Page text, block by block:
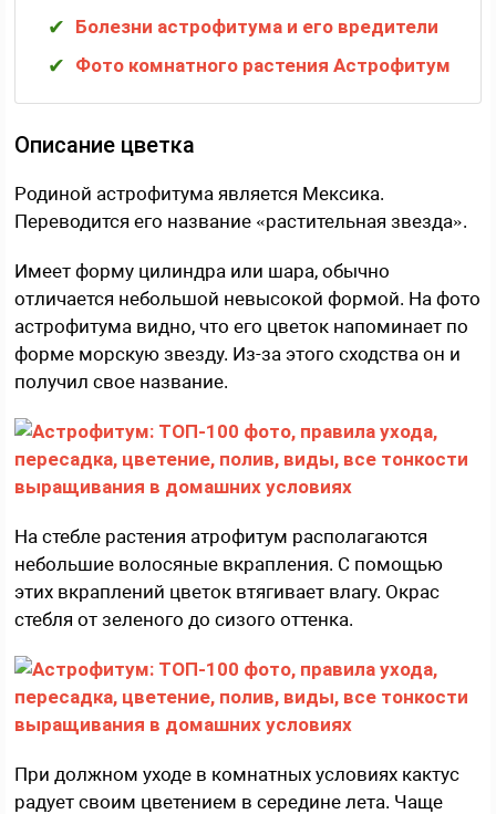
Болезни астрофитума и его вредители
Фото комнатного растения Астрофитум
Описание цветка
Родиной астрофитума является Мексика.
Переводится его название «растительная звезда».
Имеет форму цилиндра или шара, обычно
отличается небольшой невысокой формой. На фото
астрофитума видно, что его цветок напоминает по
форме морскую звезду. Из-за этого сходства он и
получил свое название.
На стебле растения атрофитум располагаются
небольшие волосяные вкрапления. С помощью
этих вкраплений цветок втягивает влагу. Окрас
стебля от зеленого до сизого оттенка.
При должном уходе в комнатных условиях кактус
радует своим цветением в середине лета. Чаще